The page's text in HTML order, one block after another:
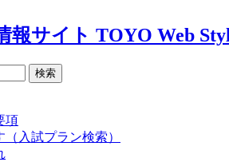
報サイト TOYO Web
検索
項
（入試プラン検索）